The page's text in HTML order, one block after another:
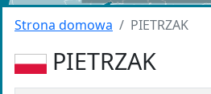
Strona domowa PIETRZAK
PIETRZAK